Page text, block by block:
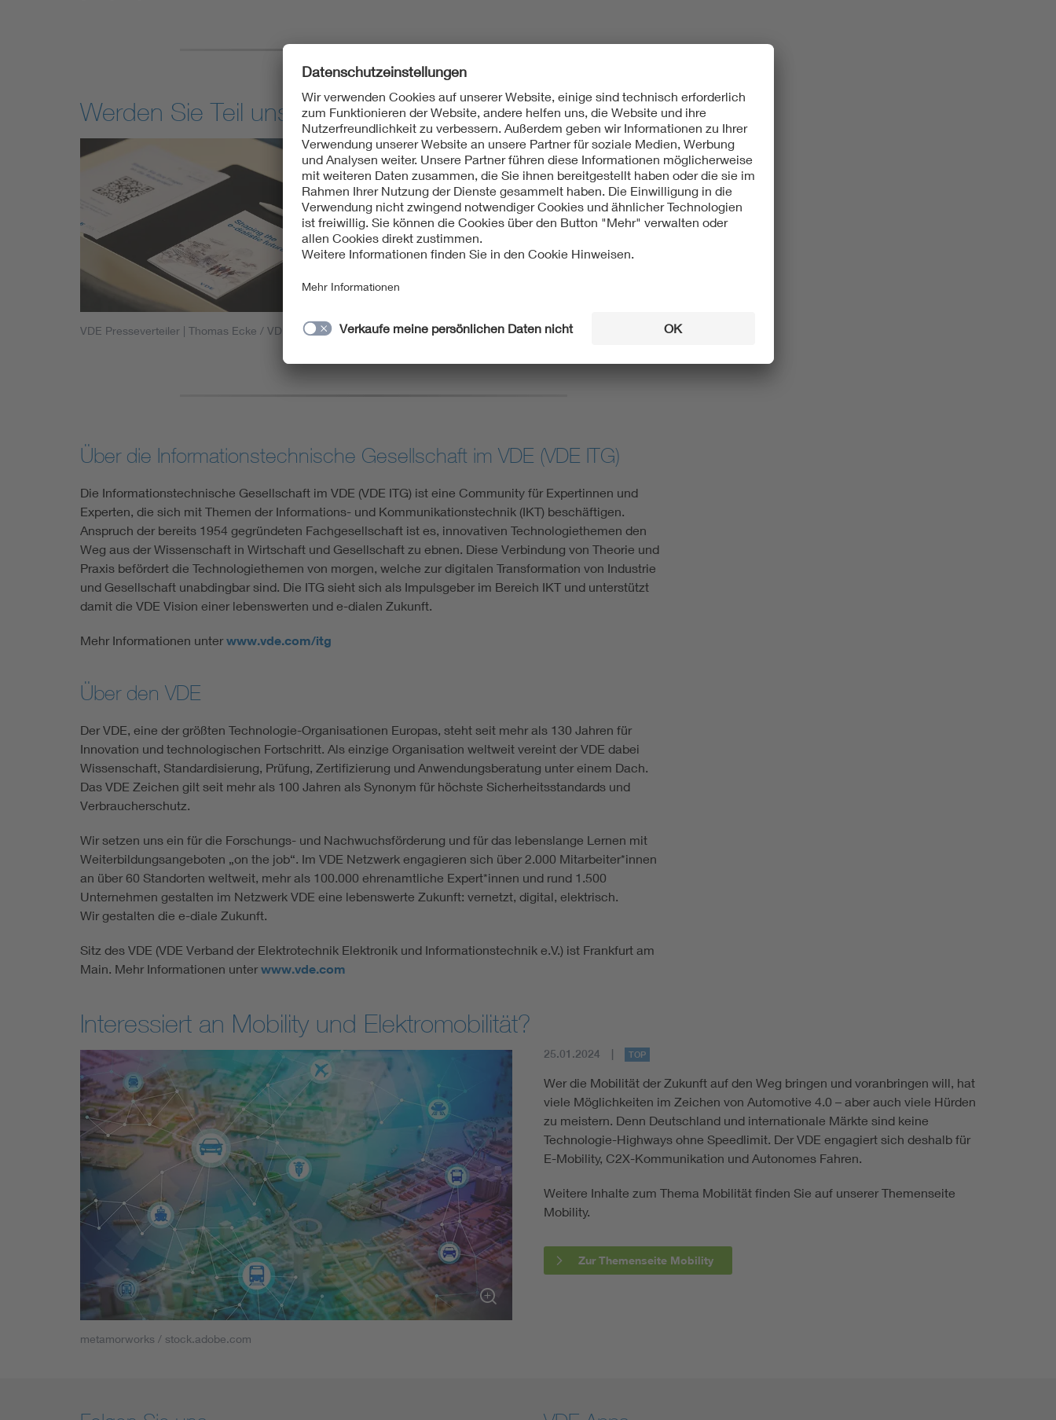
Werden Sie Teil unseres Verteilers
VDE Presseverteiler | Thomas Ecke / VDE
01.01.2026 Frankfurt a.M.
Sie sind Journalistin oder Journalist und möchten
regelmäßig unsere Pressemitteilungen erhalten?
Dann nehmen wir Sie gerne in unseren Verteiler
auf. So verpassen Sie keine Neuigkeiten mehr
und bleiben über wichtige Entwicklungen in den
dem Laufenden.
Hier anmelden
Über die Informationstechnische Gesellschaft im VDE (VDE ITG)
Die Informationstechnische Gesellschaft im VDE (VDE ITG) ist eine Community für Expertinnen und
Experten, die sich mit Themen der Informations- und Kommunikationstechnik (IKT) beschäftigen.
Anspruch der bereits 1954 gegründeten Fachgesellschaft ist es, innovativen Technologiethemen den
Weg aus der Wissenschaft in Wirtschaft und Gesellschaft zu ebnen. Diese Verbindung von Theorie und
Praxis befördert die Technologiethemen von morgen, welche zur digitalen Transformation von Industrie
und Gesellschaft unabdingbar sind. Die ITG sieht sich als Impulsgeber im Bereich IKT und unterstützt
damit die VDE Vision einer lebenswerten und e-dialen Zukunft.
Mehr Informationen unterwww.vde.com/itg
Über den VDE
Der VDE, eine der größten Technologie-Organisationen Europas, steht seit mehr als 130 Jahren für
Innovation und technologischen Fortschritt. Als einzige Organisation weltweit vereint der VDE dabei
Wissenschaft, Standardisierung, Prüfung, Zertifizierung und Anwendungsberatung unter einem Dach.
Das VDE Zeichen gilt seit mehr als 100 Jahren als Synonym für höchste Sicherheitsstandards und
Verbraucherschutz.
Wir setzen uns ein für die Forschungs- und Nachwuchsförderung und für das lebenslange Lernen mit
Weiterbildungsangeboten „on the job“. Im VDE Netzwerk engagieren sich über 2.000 Mitarbeiter*innen
an über 60 Standorten weltweit, mehr als 100.000 ehrenamtliche Expert*innen und rund 1.500
Unternehmen gestalten im Netzwerk VDE eine lebenswerte Zukunft: vernetzt, digital, elektrisch.
Wir gestalten die e-diale Zukunft.
Sitz des VDE (VDE Verband der Elektrotechnik Elektronik und Informationstechnik e.V.) ist Frankfurt am
Main. Mehr Informationen unterwww.vde.com
Interessiert an Mobility und Elektromobilität?
metamorworks / stock.adobe.com
25.01.2024 TOP
Wer die Mobilität der Zukunft auf den Weg bringen und voranbringen will, hat
viele Möglichkeiten im Zeichen von Automotive 4.0 – aber auch viele Hürden
zu meistern. Denn Deutschland und internationale Märkte sind keine
Technologie-Highways ohne Speedlimit. Der VDE engagiert sich deshalb für
E-Mobility, C2X-Kommunikation und Autonomes Fahren.
Weitere Inhalte zum Thema Mobilität finden Sie auf unserer Themenseite
Mobility.
Zur Themenseite Mobility